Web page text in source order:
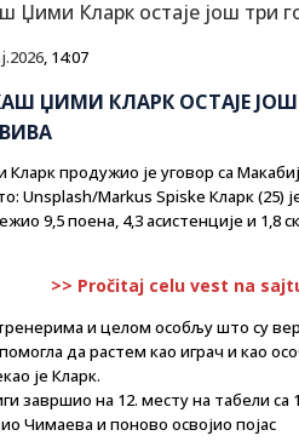
, 14:07
ЏИМИ КЛАРК ОСТАЈЕ
продужио је уговор са
Unsplash/Markus Spiske Кларк (25)
9,5 поена, 4,3 асистенције и 1,8
>> Pročitaj celu vest na
и целом особљу што су
да растем као играч и као
је Кларк.
завршио на 12. месту на табели са
Чимаева и поново освојио појас